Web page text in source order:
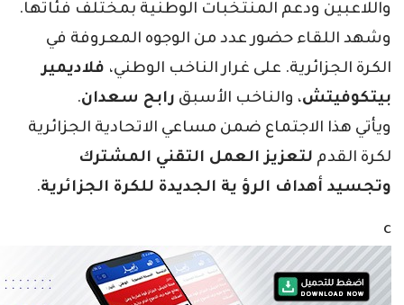
واللاعبين ودعم المنتخبات الوطنية بمختلف فئاتها.
وشهد اللقاء حضور عدد من الوجوه المعروفة في
الكرة الجزائرية. على غرار الناخب الوطني، فلاديمير
بيتكوفيتش، والناخب الأسبق رابح سعدان.
ويأتي هذا الاجتماع ضمن مساعي الاتحادية الجزائرية
لكرة القدم لتعزيز العمل التقني المشترك
وتجسيد أهداف الرؤ ية الجديدة للكرة الجزائرية.
c